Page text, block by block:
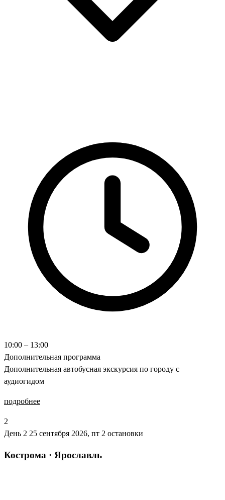
10:00 – 13:00
Дополнительная программа
Дополнительная автобусная экскурсия по городу с
аудиогидом
подробнее
2
День 2 25 сентября 2026, пт 2 остановки
Кострома · Ярославль